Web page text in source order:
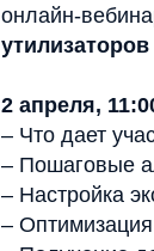
онлайн-
2 апреля,
– Что дает
– Пошаговые
– Настройка
–